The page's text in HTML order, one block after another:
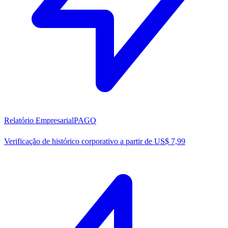
Relatório EmpresarialPAGO
Verificação de histórico corporativo a partir de US$ 7,99